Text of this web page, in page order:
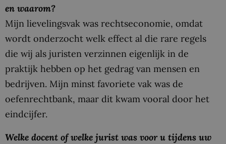
en waarom?
Mijn lievelingsvak was rechtseconomie, omdat
wordt onderzocht welk effect al die rare regels
die wij als juristen verzinnen eigenlijk in de
praktijk hebben op het gedrag van mensen en
bedrijven. Mijn minst favoriete vak was de
oefenrechtbank, maar dit kwam vooral door het
eindcijfer.
Welke docent of welke jurist was voor u tijdens uw